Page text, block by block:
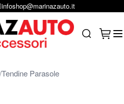
infoshop@marinazauto.it
Tendine Parasole